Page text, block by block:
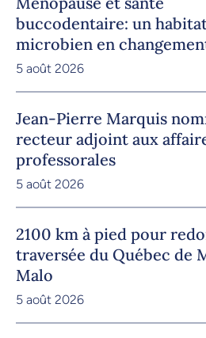
buccodentaire: un
microbien en
5 août 2026
Jean-Pierre Marquis
recteur adjoint aux
professorales
5 août 2026
2100 km à pied pour
traversée du Québec de
Malo
5 août 2026